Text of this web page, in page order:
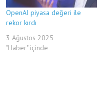
OpenAI piyasa değeri ile
rekor kırdı
3 Ağustos 2025
"Haber" içinde